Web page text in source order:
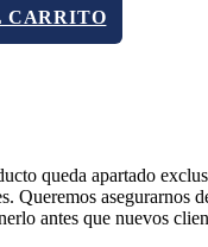
CARRITO
queda apartado
Queremos asegurarnos
antes que nuevos